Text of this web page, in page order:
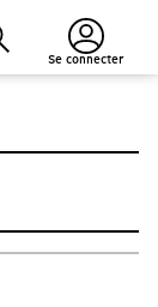
Se connecter